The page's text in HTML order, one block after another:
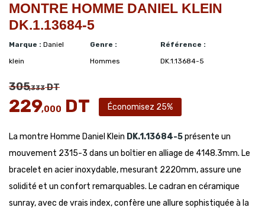
MONTRE HOMME DANIEL KLEIN
DK.1.13684-5
Marque : Daniel
klein
Genre :
Hommes
Référence :
DK.1.13684-5
305,333DT
229,000 DT Économisez 25%
La montre Homme Daniel Klein DK.1.13684-5présente un
mouvement 2315-3 dans un boîtier en alliage de 4148.3mm. Le
bracelet en acier inoxydable, mesurant 2220mm, assure une
solidité et un confort remarquables. Le cadran en céramique
sunray, avec de vrais index, confère une allure sophistiquée à la